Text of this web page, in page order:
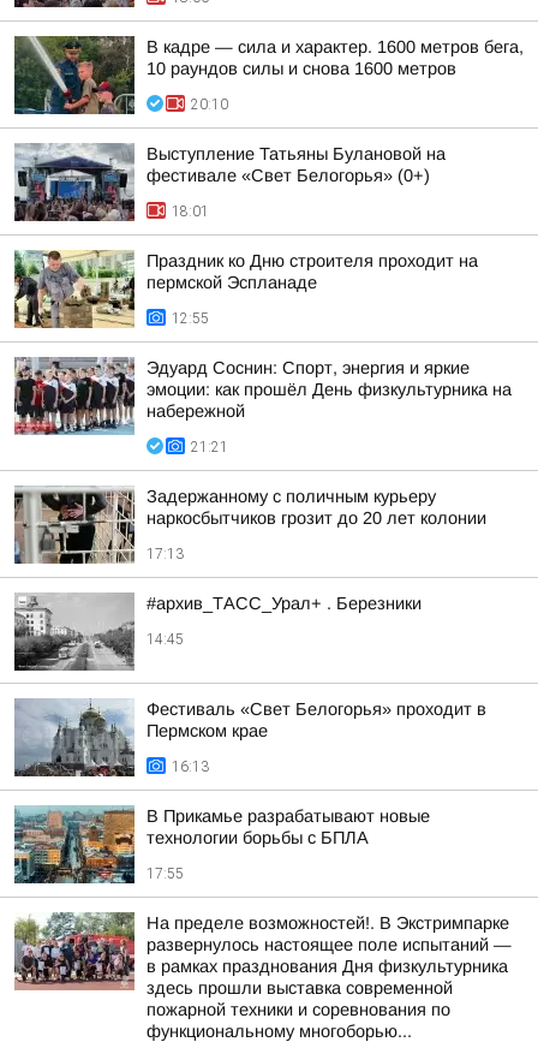
В кадре — сила и характер. 1600 метров бега,
10 раундов силы и снова 1600 метров
20:10
Выступление Татьяны Булановой на
фестивале «Свет Белогорья» (0+)
18:01
Праздник ко Дню строителя проходит на
пермской Эспланаде
12:55
Эдуард Соснин: Спорт, энергия и яркие
эмоции: как прошёл День физкультурника на
набережной
21:21
Задержанному с поличным курьеру
наркосбытчиков грозит до 20 лет колонии
17:13
#архив_ТАСС_Урал+ . Березники
14:45
Фестиваль «Свет Белогорья» проходит в
Пермском крае
16:13
В Прикамье разрабатывают новые
технологии борьбы с БПЛА
17:55
На пределе возможностей!. В Экстримпарке
развернулось настоящее поле испытаний —
в рамках празднования Дня физкультурника
здесь прошли выставка современной
пожарной техники и соревнования по
функциональному многоборью...